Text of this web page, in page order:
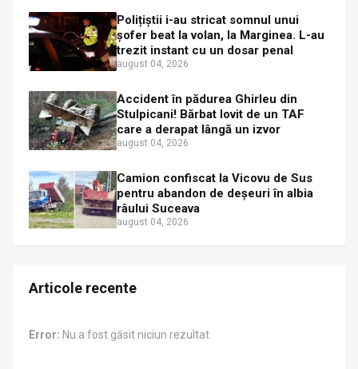
Polițiștii i-au stricat somnul unui
șofer beat la volan, la Marginea. L-au
trezit instant cu un dosar penal
august 04, 2026
Accident în pădurea Ghirleu din
Stulpicani! Bărbat lovit de un TAF
care a derapat lângă un izvor
august 04, 2026
Camion confiscat la Vicovu de Sus
pentru abandon de deșeuri în albia
râului Suceava
august 04, 2026
Articole recente
Error: Nu a fost găsit niciun rezultat